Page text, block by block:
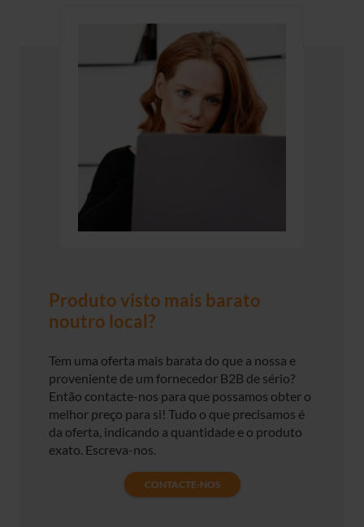
Produto visto mais barato
noutro local?
Tem uma oferta mais barata do que a nossa e
proveniente de um fornecedor B2B de sério?
Então contacte-nos para que possamos obter o
melhor preço para si! Tudo o que precisamos é
da oferta, indicando a quantidade e o produto
exato. Escreva-nos.
CONTACTE-NOS